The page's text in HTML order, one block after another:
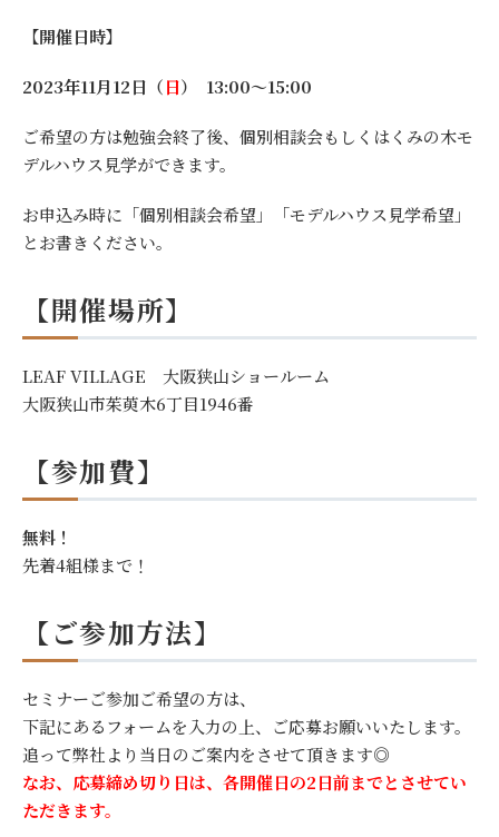
【開催日時】
2023年11月12日（日） 13:00～15:00
ご希望の方は勉強会終了後、個別相談会もしくはくみの木モ
デルハウス見学ができます。
お申込み時に「個別相談会希望」「モデルハウス見学希望」
とお書きください。
【開催場所】
LEAF VILLAGE 大阪狭山ショールーム
大阪狭山市茱萸木6丁目1946番
【参加費】
無料！
先着4組様まで！
【ご参加方法】
セミナーご参加ご希望の方は、
下記にあるフォームを入力の上、ご応募お願いいたします。
追って弊社より当日のご案内をさせて頂きます◎
なお、応募締め切り日は、各開催日の2日前までとさせてい
ただきます。